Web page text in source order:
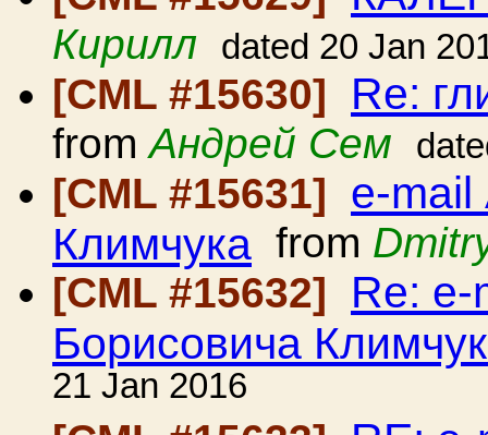
Кирилл dated 20 Jan
[CML #15630] Re:
fromАндрей Сем
[CML #15631] e-mail
Климчука from
[CML #15632]
Re: e-
Борисовича
21 Jan 2016